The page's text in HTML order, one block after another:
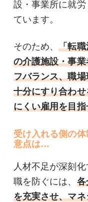
設・事業所に就
ています。
そのため、「転職
の介護施設・事
フバランス、職
十分にすり合わ
にくい雇用を目
受け入れる側の
意点は…
人材不足が深刻
職を防ぐには、 各
を充実させ、マ